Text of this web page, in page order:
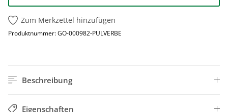
Zum Merkzettel hinzufügen
Produktnummer:GO-000982-PULVERBE
Beschreibung
Eigenschaften